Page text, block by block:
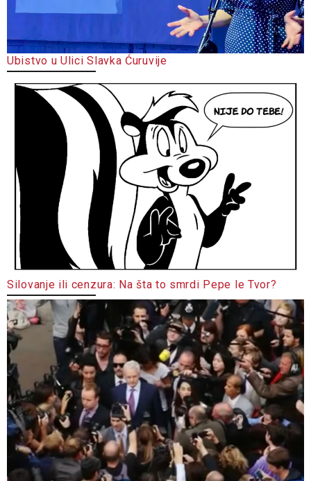
Ubistvo u Ulici Slavka Ćuruvije
Silovanje ili cenzura: Na šta to smrdi Pepe le Tvor?